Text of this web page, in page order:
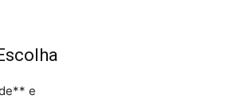
e